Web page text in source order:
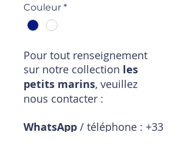
Couleur *
Pour tout renseignement
sur notre collection les
petits marins, veuillez
nous contacter :
WhatsApp / téléphone : +33